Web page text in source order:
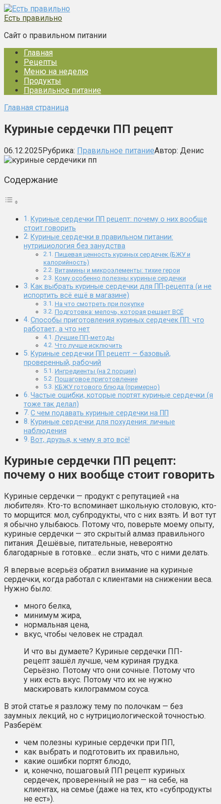
Перейти
к
Есть правильно
Сайт о правильном питании
Главная
Рецепты
Меню на неделю
Продукты
Правильное питание
Главная страница
Куриные сердечки ПП рецепт
06.12.2025Рубрика: Правильное питаниеАвтор: Денис
Содержание
Куриные сердечки ПП рецепт: почему о них вообще
стоит говорить
Куриные сердечки в правильном питании:
нутрициология без занудства
Пищевая ценность куриных сердечек (БЖУ и
калорийность)
Витамины и микроэлементы: тихие герои
Кому особенно полезны куриные сердечки
Как выбрать куриные сердечки для ПП-рецепта (и не
испортить всё ещё в магазине)
На что смотреть при покупке
Подготовка: мелочь, которая решает ВСЁ
Способы приготовления куриных сердечек ПП: что
работает, а что нет
Лучшие ПП-методы
Что лучше исключить
Куриные сердечки ПП рецепт — базовый,
проверенный, рабочий
Ингредиенты (на 2 порции)
Пошаговое приготовление
КБЖУ готового блюда (примерно)
Частые ошибки, которые портят куриные сердечки (я
тоже так делал)
С чем подавать куриные сердечки на ПП
Куриные сердечки для похудения: личные
наблюдения
Вот, друзья, к чему я это всё!
Куриные сердечки ПП рецепт:
почему о них вообще стоит говорить
Куриные сердечки — продукт с репутацией «на
любителя». Кто-то вспоминает школьную столовую, кто-
то морщится: мол, субпродукты, что с них взять. И вот тут
я обычно улыбаюсь. Потому что, поверьте моему опыту,
куриные сердечки — это скрытый алмаз правильного
питания. Дешёвые, питательные, невероятно
благодарные в готовке… если знать, что с ними делать.
Я впервые всерьёз обратил внимание на куриные
сердечки, когда работал с клиентами на снижении веса.
Нужно было:
много белка,
минимум жира,
нормальная цена,
вкус, чтобы человек не страдал.
И что вы думаете? Куриные сердечки ПП-
рецепт зашёл лучше, чем куриная грудка.
Серьёзно. Потому что они сочные. Потому что
у них есть вкус. Потому что их не нужно
маскировать килограммом соуса.
В этой статье я разложу тему по полочкам — без
заумных лекций, но с нутрициологической точностью.
Разберём:
чем полезны куриные сердечки при ПП,
как выбрать и подготовить их правильно,
какие ошибки портят блюдо,
и, конечно, пошаговый ПП рецепт куриных
сердечек, проверенный не раз — на себе, на
клиентах, на семье (даже на тех, кто «субпродукты
не ест»).